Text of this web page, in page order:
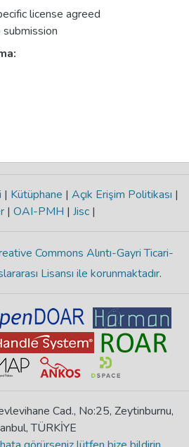
license agreed
| Kütüphane | Açık Erişim Politikası |
| OAI-PMH | Jisc |
Commons Alıntı-Gayri Ticari-
Lisansı ile korunmaktadır.
Cad., No:25, Zeytinburnu,
TÜRKİYE